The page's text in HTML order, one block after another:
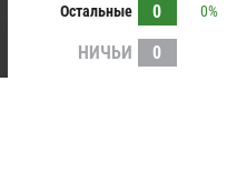
Остальные
0 0%
НИЧЬИ 0